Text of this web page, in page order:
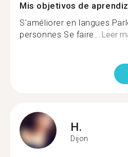
Mis objetivos de
S'améliorer en langues
personnes Se faire...Leer
H.
Dijon